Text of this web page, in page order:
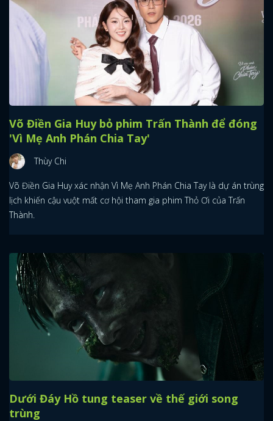
Võ Điền Gia Huy bỏ phim Trấn Thành để đóng
'Vì Mẹ Anh Phán Chia Tay'
Thùy Chi
Võ Điền Gia Huy xác nhận Vì Mẹ Anh Phán Chia Tay là dự án trùng
lịch khiến cậu vuột mất cơ hội tham gia phim Thỏ Ơi của Trấn
Thành.
Dưới Đáy Hồ tung teaser về thế giới song
trùng